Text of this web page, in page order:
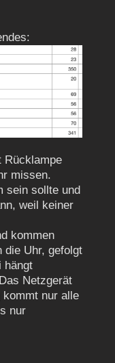
Rücklampe
missen.
sein sollte und
weil keiner
kommen
die Uhr, gefolgt
hängt
Netzgerät
nur alle
nur